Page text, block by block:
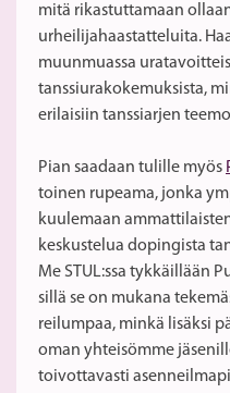
mitä rikastuttamaan
urheilijahaastatteluita.
muunmuassa
tanssiurakokemuksista,
erilaisiin tanssiarjen
Pian saadaan tulille myös
toinen rupeama, jonka
kuulemaan
keskustelua dopingista
Me STUL:ssa tykkäillään
sillä se on mukana
reilumpaa, minkä lisäksi
oman yhteisömme
toivottavasti